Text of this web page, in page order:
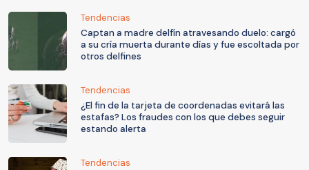
Tendencias
Captan a madre delfín atravesando duelo: cargó
a su cría muerta durante días y fue escoltada por
otros delfines
Tendencias
¿El fin de la tarjeta de coordenadas evitará las
estafas? Los fraudes con los que debes seguir
estando alerta
Tendencias